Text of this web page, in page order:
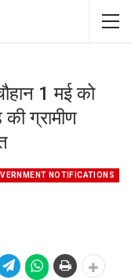
1 मई को
ग्रामीण
NOTIFICATIONS